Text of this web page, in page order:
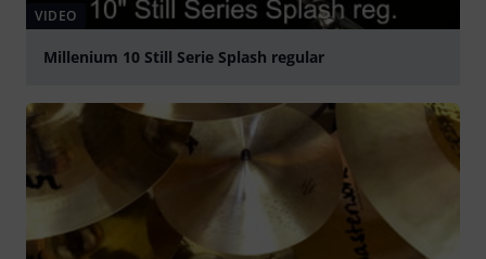
VIDEO
Millenium 10 Still Serie Splash regular